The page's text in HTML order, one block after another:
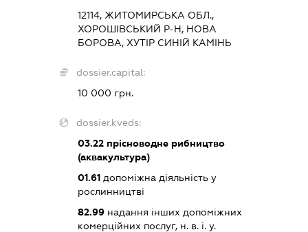
12114, ЖИТОМИРСЬКА ОБЛ.,
ХОРОШІВСЬКИЙ Р-Н, НОВА
БОРОВА, ХУТІР СИНІЙ КАМІНЬ
dossier.capital:
10 000 грн.
dossier.kveds:
03.22 прісноводне рибництво
(аквакультура)
01.61 допоміжна діяльність у
рослинництві
82.99 надання інших допоміжних
комерційних послуг, н. в. і. у.